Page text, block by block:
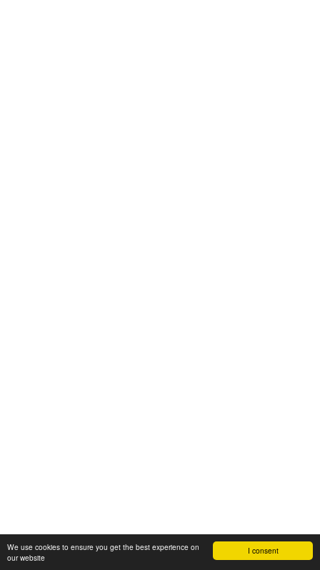
I consent
We use cookies to ensure you get the best experience on
our website